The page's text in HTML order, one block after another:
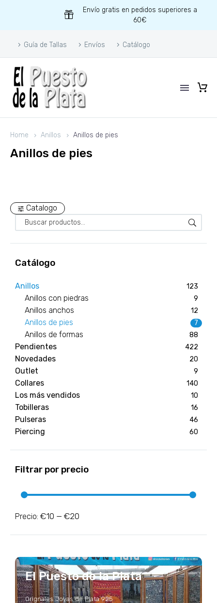
Envío gratis en pedidos superiores a
60€
Guía de Tallas Envíos Catálogo
Home Anillos Anillos de pies
Anillos de pies
Catalogo
Catálogo
Anillos 123
Anillos con piedras 9
Anillos anchos 12
Anillos de pies 7
Anillos de formas 88
Pendientes 422
Novedades 20
Outlet 9
Collares 140
Los más vendidos 10
Tobilleras 16
Pulseras 46
Piercing 60
Filtrar por precio
Precio:€10 —€20
El Puesto de la Plata
Orignales Joyas de Plata 925